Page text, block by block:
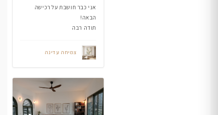
אני כבר חושבת על רכישה
הבאה!
תודה רבה
צמיחה עדינה